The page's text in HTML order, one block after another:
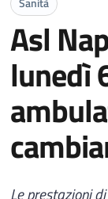
Asl
lunedì
Le prestazioni